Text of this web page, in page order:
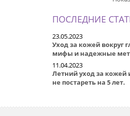
ПОСЛЕДНИЕ
23.05.2023
Уход за кожей вокруг
мифы и надежные
11.04.2023
Летний уход за кожей
не постареть на 5 лет.